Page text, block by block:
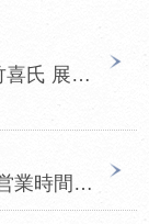
＜終了＞木彫家・藤戸竹喜氏 展覧会開催のお知らせ
＜8/1まで＞館内施設の営業時間変更と酒類提供について